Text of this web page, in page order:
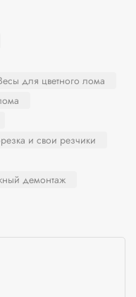
для цветного лома
и свои резчики
демонтаж